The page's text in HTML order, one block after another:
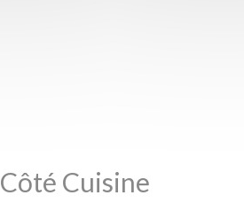
Côté Cuisine